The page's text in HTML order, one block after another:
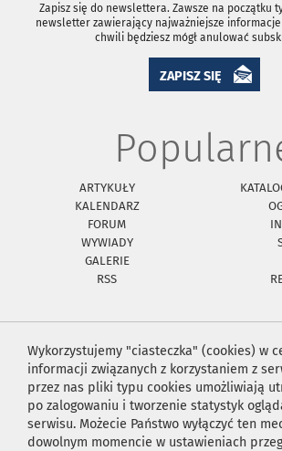
Zapisz się do newslettera. Zawsze na początku
newsletter zawierający najważniejsze informacje
chwili będziesz mógł anulować
ZAPISZ SIĘ
ARTYKUŁY
KALENDARZ
FORUM
WYWIADY
GALERIE
RSS
Wykorzystujemy "ciasteczka" (cookies) w
informacji związanych z korzystaniem z
przez nas pliki typu cookies umożliwiają
po zalogowaniu i tworzenie statystyk
serwisu. Możecie Państwo wyłączyć ten
dowolnym momencie w ustawieniach